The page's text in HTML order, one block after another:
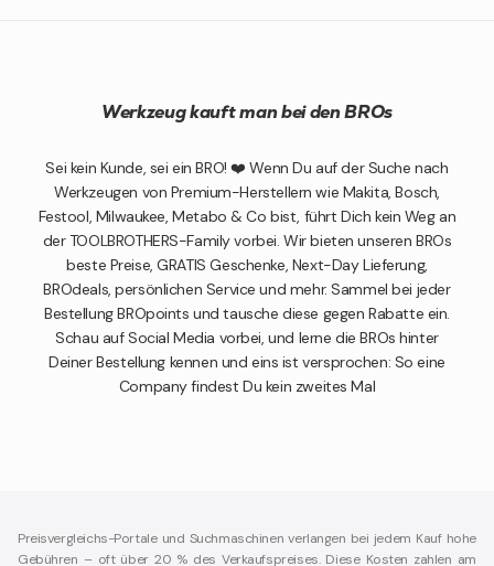
Werkzeug kauft man bei den BROs
Sei kein Kunde, sei ein BRO! ❤️ Wenn Du auf der Suche nach
Werkzeugen von Premium-Herstellern wie Makita, Bosch,
Festool, Milwaukee, Metabo & Co bist, führt Dich kein Weg an
der TOOLBROTHERS-Family vorbei. Wir bieten unseren BROs
beste Preise, GRATIS Geschenke, Next-Day Lieferung,
BROdeals, persönlichen Service und mehr. Sammel bei jeder
Bestellung BROpoints und tausche diese gegen Rabatte ein.
Schau auf Social Media vorbei, und lerne die BROs hinter
Deiner Bestellung kennen und eins ist versprochen: So eine
Company findest Du kein zweites Mal
Preisvergleichs-Portale und Suchmaschinen verlangen bei jedem Kauf hohe
Gebühren – oft über 20 % des Verkaufspreises. Diese Kosten zahlen am